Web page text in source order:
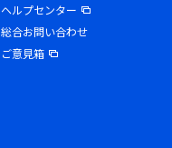
ヘルプセンター
総合お問い合わせ
ご意見箱